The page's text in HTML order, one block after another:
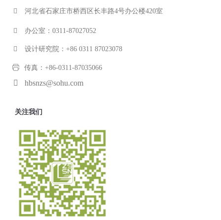
河北省石家庄市桥西区长丰路4号办公楼420室
办公室：0311-87027052
设计研究院：+86 0311 87023078
传真：+86-0311-87035066
hbsnzs@sohu.com
关注我们